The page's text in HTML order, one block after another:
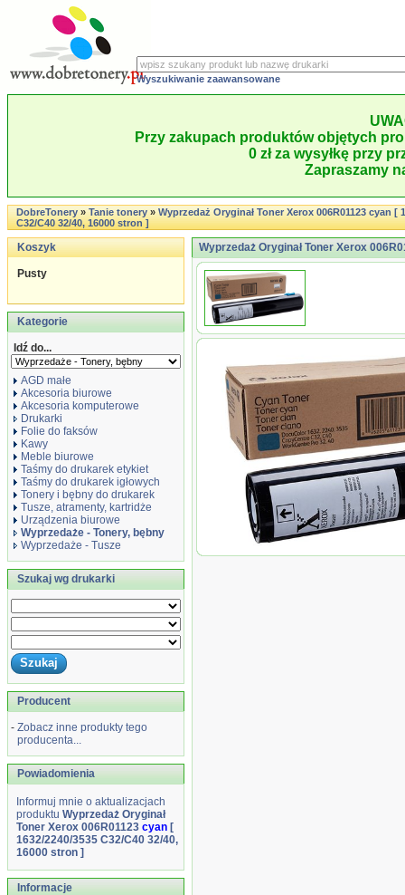
Wyszukiwanie zaawansowane
Przy zakupach produktów objętych
0 zł za wysyłkę przy
Zapraszamy
DobreTonery»Tanie tonery»Wyprzedaż Oryginał Toner Xerox 006R01123 cyan [
C32/C40 32/40, 16000 stron ]
Koszyk
Pusty
Kategorie
Idź do...
AGD małe
Akcesoria biurowe
Akcesoria komputerowe
Drukarki
Folie do faksów
Kawy
Meble biurowe
Taśmy do drukarek etykiet
Taśmy do drukarek igłowych
Tonery i bębny do drukarek
Tusze, atramenty, kartridże
Urządzenia biurowe
Wyprzedaże - Tonery, bębny
Wyprzedaże - Tusze
Szukaj wg drukarki
Producent
- Zobacz inne produkty tego
producenta...
Powiadomienia
Informuj mnie o aktualizacjach
produktu Wyprzedaż Oryginał
Toner Xerox 006R01123 cyan [
1632/2240/3535 C32/C40 32/40,
16000 stron ]
Informacje
Wyprzedaż Oryginał Toner Xerox
Wyprzedaż Oryginał Toner Xerox